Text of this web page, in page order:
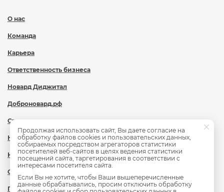
О нас
Команда
Карьера
Ответственность бизнеса
Новард Диджитал
Доброновард.рф
Статьи
Новости
Контакты
Охрана труда
Политика обработки персональных данных
Продолжая использовать сайт, Вы даете согласие на
обработку файлов cookies и пользовательских данных,
собираемых посредством агрегаторов статистики
посетителей веб-сайтов в целях ведения статистики
посещений сайта, таргетирования в соответствии с
интересами посетителя сайта.
Если Вы не хотите, чтобы Ваши вышеперечисленные
данные обрабатывались, просим отключить обработку